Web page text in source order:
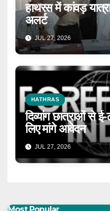
हाथरस में कांवड़
अलर्ट
JUL 27, 2026
HATHRAS
दिव्यांग छात्राओं से
लिए मांगे आवेदन
JUL 27, 2026